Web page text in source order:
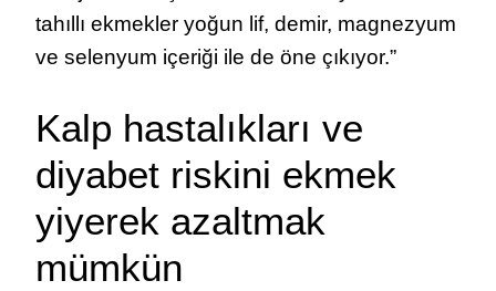
tahıllı ekmekler yoğun lif, demir, magnezyum
ve selenyum içeriği ile de öne çıkıyor.”
Kalp hastalıkları ve
diyabet riskini ekmek
yiyerek azaltmak
mümkün